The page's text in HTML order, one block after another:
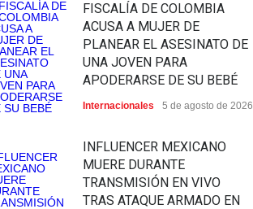
FISCALÍA DE COLOMBIA
ACUSA A MUJER DE
PLANEAR EL ASESINATO DE
UNA JOVEN PARA
APODERARSE DE SU BEBÉ
Internacionales 5 de agosto de 2026
INFLUENCER MEXICANO
MUERE DURANTE
TRANSMISIÓN EN VIVO
TRAS ATAQUE ARMADO EN